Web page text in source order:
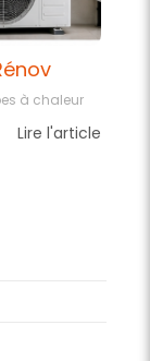
à chaleur
Lire l'article